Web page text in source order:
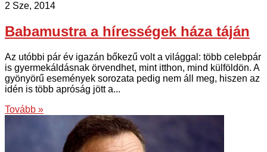
2 Sze, 2014
Babamustra a hírességek háza táján
Az utóbbi pár év igazán bőkezű volt a világgal: több celebpár
is gyermekáldásnak örvendhet, mint itthon, mind külföldön. A
gyönyörű események sorozata pedig nem áll meg, hiszen az
idén is több apróság jött a...
Tovább »